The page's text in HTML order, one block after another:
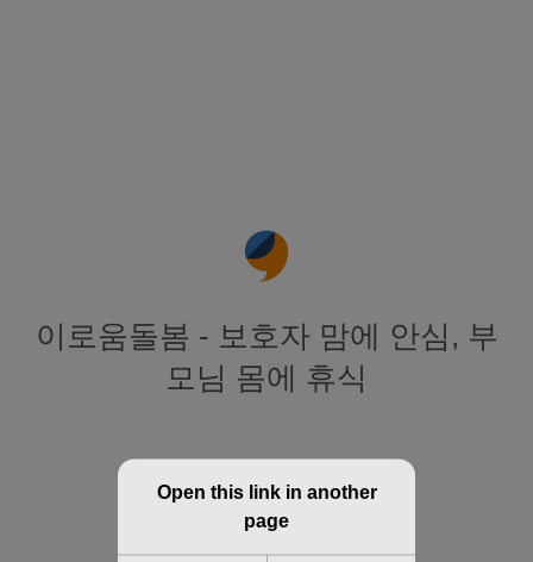
이로움돌봄 - 보호자 맘에 안심, 부
모님 몸에 휴식